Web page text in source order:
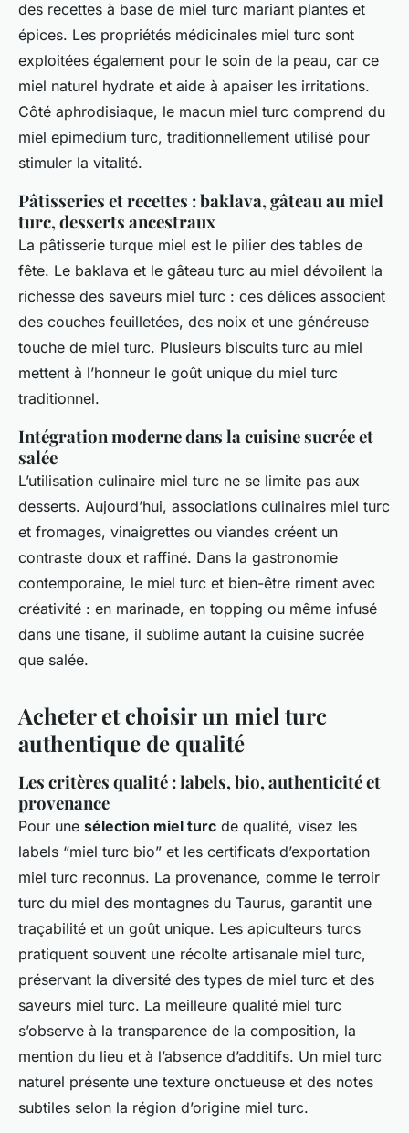
des recettes à base de miel turc mariant plantes et
épices. Les propriétés médicinales miel turc sont
exploitées également pour le soin de la peau, car ce
miel naturel hydrate et aide à apaiser les irritations.
Côté aphrodisiaque, le macun miel turc comprend du
miel epimedium turc, traditionnellement utilisé pour
stimuler la vitalité.
Pâtisseries et recettes : baklava, gâteau au miel
turc, desserts ancestraux
La pâtisserie turque miel est le pilier des tables de
fête. Le baklava et le gâteau turc au miel dévoilent la
richesse des saveurs miel turc : ces délices associent
des couches feuilletées, des noix et une généreuse
touche de miel turc. Plusieurs biscuits turc au miel
mettent à l’honneur le goût unique du miel turc
traditionnel.
Intégration moderne dans la cuisine sucrée et
salée
L’utilisation culinaire miel turc ne se limite pas aux
desserts. Aujourd’hui, associations culinaires miel turc
et fromages, vinaigrettes ou viandes créent un
contraste doux et raffiné. Dans la gastronomie
contemporaine, le miel turc et bien-être riment avec
créativité : en marinade, en topping ou même infusé
dans une tisane, il sublime autant la cuisine sucrée
que salée.
Acheter et choisir un miel turc
authentique de qualité
Les critères qualité : labels, bio, authenticité et
provenance
Pour une sélection miel turc de qualité, visez les
labels “miel turc bio” et les certificats d’exportation
miel turc reconnus. La provenance, comme le terroir
turc du miel des montagnes du Taurus, garantit une
traçabilité et un goût unique. Les apiculteurs turcs
pratiquent souvent une récolte artisanale miel turc,
préservant la diversité des types de miel turc et des
saveurs miel turc. La meilleure qualité miel turc
s’observe à la transparence de la composition, la
mention du lieu et à l’absence d’additifs. Un miel turc
naturel présente une texture onctueuse et des notes
subtiles selon la région d’origine miel turc.